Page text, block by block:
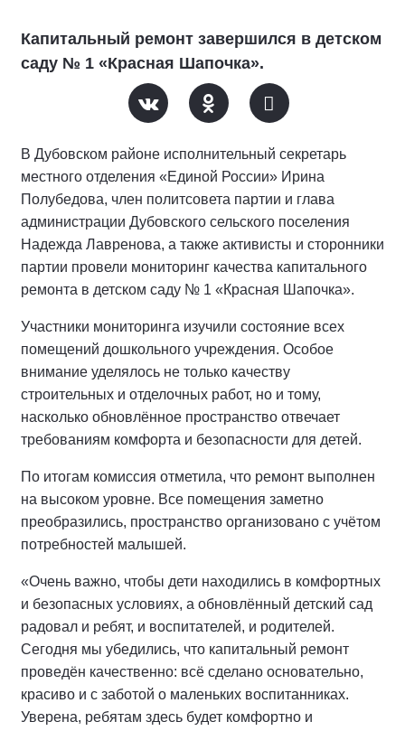
Капитальный ремонт завершился в детском
саду № 1 «Красная Шапочка».
В Дубовском районе исполнительный секретарь
местного отделения «Единой России» Ирина
Полубедова, член политсовета партии и глава
администрации Дубовского сельского поселения
Надежда Лавренова, а также активисты и сторонники
партии провели мониторинг качества капитального
ремонта в детском саду № 1 «Красная Шапочка».
Участники мониторинга изучили состояние всех
помещений дошкольного учреждения. Особое
внимание уделялось не только качеству
строительных и отделочных работ, но и тому,
насколько обновлённое пространство отвечает
требованиям комфорта и безопасности для детей.
По итогам комиссия отметила, что ремонт выполнен
на высоком уровне. Все помещения заметно
преобразились, пространство организовано с учётом
потребностей малышей.
«Очень важно, чтобы дети находились в комфортных
и безопасных условиях, а обновлённый детский сад
радовал и ребят, и воспитателей, и родителей.
Сегодня мы убедились, что капитальный ремонт
проведён качественно: всё сделано основательно,
красиво и с заботой о маленьких воспитанниках.
Уверена, ребятам здесь будет комфортно и